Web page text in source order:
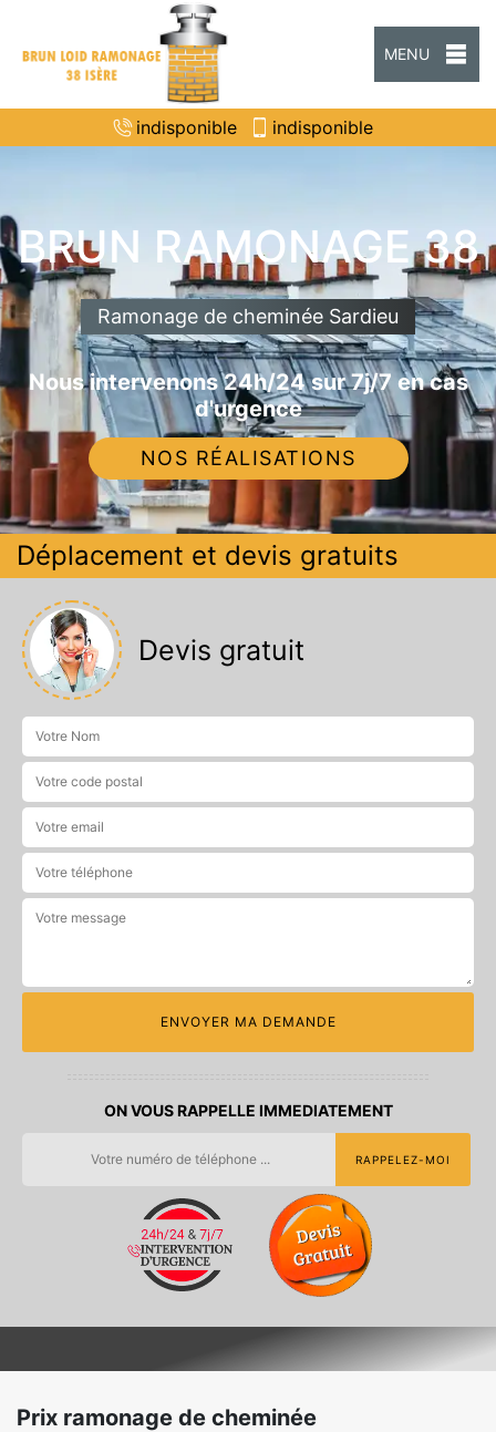
MENU
indisponible indisponible
BRUN RAMONAGE 38
Ramonage de cheminée Sardieu
Nous intervenons 24h/24 sur 7j/7 en cas
d'urgence
NOS RÉALISATIONS
Déplacement et devis gratuits
Devis gratuit
ON VOUS RAPPELLE IMMEDIATEMENT
Prix ramonage de cheminée